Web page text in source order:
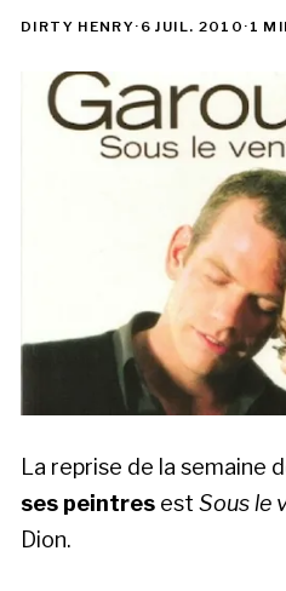
DIRTY HENRY· 6 JUIL. 2010 · 1
La reprise de la semaine
ses peintres est Sous le
Dion.